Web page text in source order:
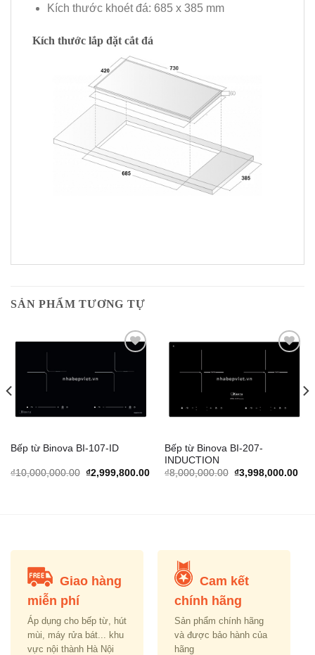
Kích thước khoét đá: 685 x 385 mm
Kích thước lắp đặt cắt đá
SẢN PHẨM TƯƠNG TỰ
Wishlist
Bếp từ Binova BI-107-ID
₫10,000,000.00 Original
₫2,999,800.00Current
Wishlist
Bếp từ Binova BI-207-
INDUCTION
₫8,000,000.00 Original
₫3,998,000.00
Giao hàng
miễn phí
Áp dụng cho bếp từ, hút
mùi, máy rửa bát... khu
vực nội thành Hà Nội
Cam kết
chính hãng
Sản phẩm chính hãng
và được bảo hành của
hãng